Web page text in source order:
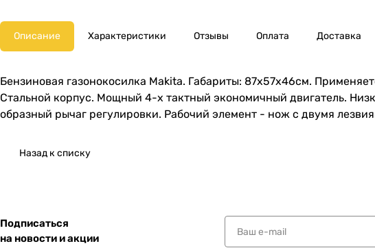
Описание Характеристики Отзывы Оплата Доставка
Бензиновая газонокосилка Makita. Габариты: 87х57х46см.
Стальной корпус. Мощный 4-х тактный экономичный двигатель.
образный рычаг регулировки. Рабочий элемент - нож с двумя
Назад к списку
Подписаться
на новости и акции